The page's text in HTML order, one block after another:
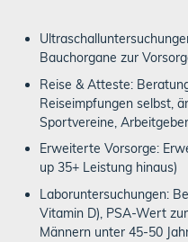
Bauchorgane zur
Reise & Atteste:
Reiseimpfungen selbst,
Sportvereine,
Erweiterte Vorsorge:
up 35+ Leistung hinaus)
Laboruntersuchungen:
Vitamin D), PSA-Wert
Männern unter 45-50